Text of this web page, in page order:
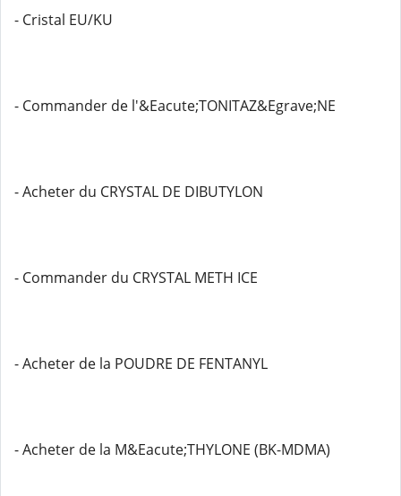
- Cristal EU/KU
- Commander de l'&Eacute;TONITAZ&Egrave;NE
- Acheter du CRYSTAL DE DIBUTYLON
- Commander du CRYSTAL METH ICE
- Acheter de la POUDRE DE FENTANYL
- Acheter de la M&Eacute;THYLONE (BK-MDMA)